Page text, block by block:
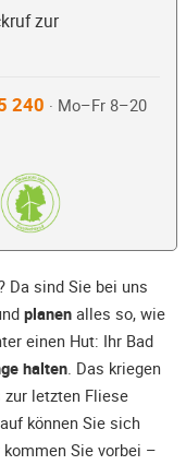
zur
240 · Mo–Fr 8–20
Da sind Sie bei uns
planen alles so, wie
einen Hut: Ihr Bad
halten. Das kriegen
letzten Fliese
können Sie sich
Sie vorbei –